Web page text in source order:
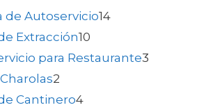
de Autoservicio14
Extracción10
para Restaurante3
2
Cantinero4